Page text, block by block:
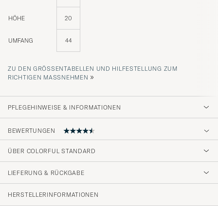
HÖHE 20
UMFANG 44
ZU DEN GRÖSSENTABELLEN UND HILFESTELLUNG ZUM R
ICHTIGEN MASSNEHMEN
»
PFLEGEHINWEISE & INFORMATIONEN
BEWERTUNGEN
4.6
(128)
ÜBER COLORFUL STANDARD
LIEFERUNG & RÜCKGABE
HERSTELLERINFORMATIONEN